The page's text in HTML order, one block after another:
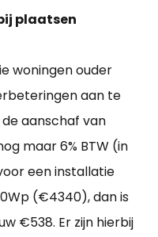
plaatsen
woningen ouder
aan te
aanschaf van
maar 6% BTW (in
een installatie
(€4340), dan is
€538. Er zijn hierbij